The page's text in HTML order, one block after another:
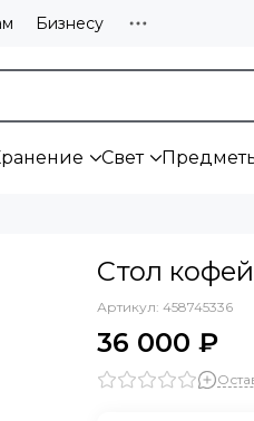
Бизнесу
Свет
Стол
Артикул: 458745336
36 000 ₽